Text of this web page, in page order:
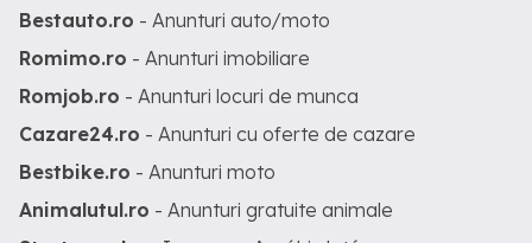
Bestauto.ro - Anunturi auto/moto
Romimo.ro - Anunturi imobiliare
Romjob.ro - Anunturi locuri de munca
Cazare24.ro - Anunturi cu oferte de cazare
Bestbike.ro - Anunturi moto
Animalutul.ro - Anunturi gratuite animale